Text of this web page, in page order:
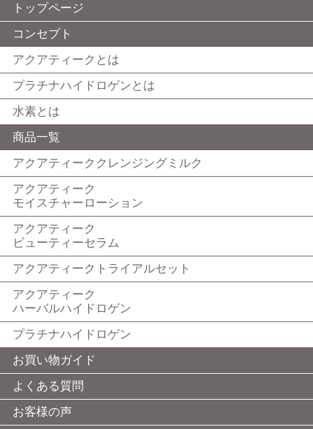
トップページ
コンセプト
アクアティークとは
プラチナハイドロゲンとは
水素とは
商品一覧
アクアティーククレンジングミルク
アクアティーク
モイスチャーローション
アクアティーク
ビューティーセラム
アクアティークトライアルセット
アクアティーク
ハーバルハイドロゲン
プラチナハイドロゲン
お買い物ガイド
よくある質問
お客様の声